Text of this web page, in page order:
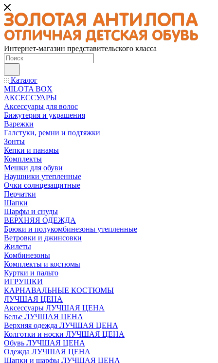
Интернет-магазин представительского класса
Каталог
MILOTA BOX
АКСЕССУАРЫ
Аксессуары для волос
Бижутерия и украшения
Варежки
Галстуки, ремни и подтяжки
Зонты
Кепки и панамы
Комплекты
Мешки для обуви
Наушники утепленные
Очки солнцезащитные
Перчатки
Шапки
Шарфы и снуды
ВЕРХНЯЯ ОДЕЖДА
Брюки и полукомбинезоны утепленные
Ветровки и джинсовки
Жилеты
Комбинезоны
Комплекты и костюмы
Куртки и пальто
ИГРУШКИ
КАРНАВАЛЬНЫЕ КОСТЮМЫ
ЛУЧШАЯ ЦЕНА
Аксессуары ЛУЧШАЯ ЦЕНА
Белье ЛУЧШАЯ ЦЕНА
Верхняя одежда ЛУЧШАЯ ЦЕНА
Колготки и носки ЛУЧШАЯ ЦЕНА
Обувь ЛУЧШАЯ ЦЕНА
Одежда ЛУЧШАЯ ЦЕНА
Шапки и шарфы ЛУЧШАЯ ЦЕНА